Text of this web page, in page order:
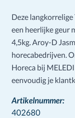
Deze
een heerlijke geur
4,5kg. Aroy-D
horecabedrijven.
Horeca bij
eenvoudig je
Artikelnummer:
402680